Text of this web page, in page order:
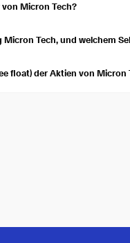
finanzielle Gesamtleistung
Micron Tech?
Geschäftstätigkeit und
Tech, und welchem
float) der Aktien von Micron